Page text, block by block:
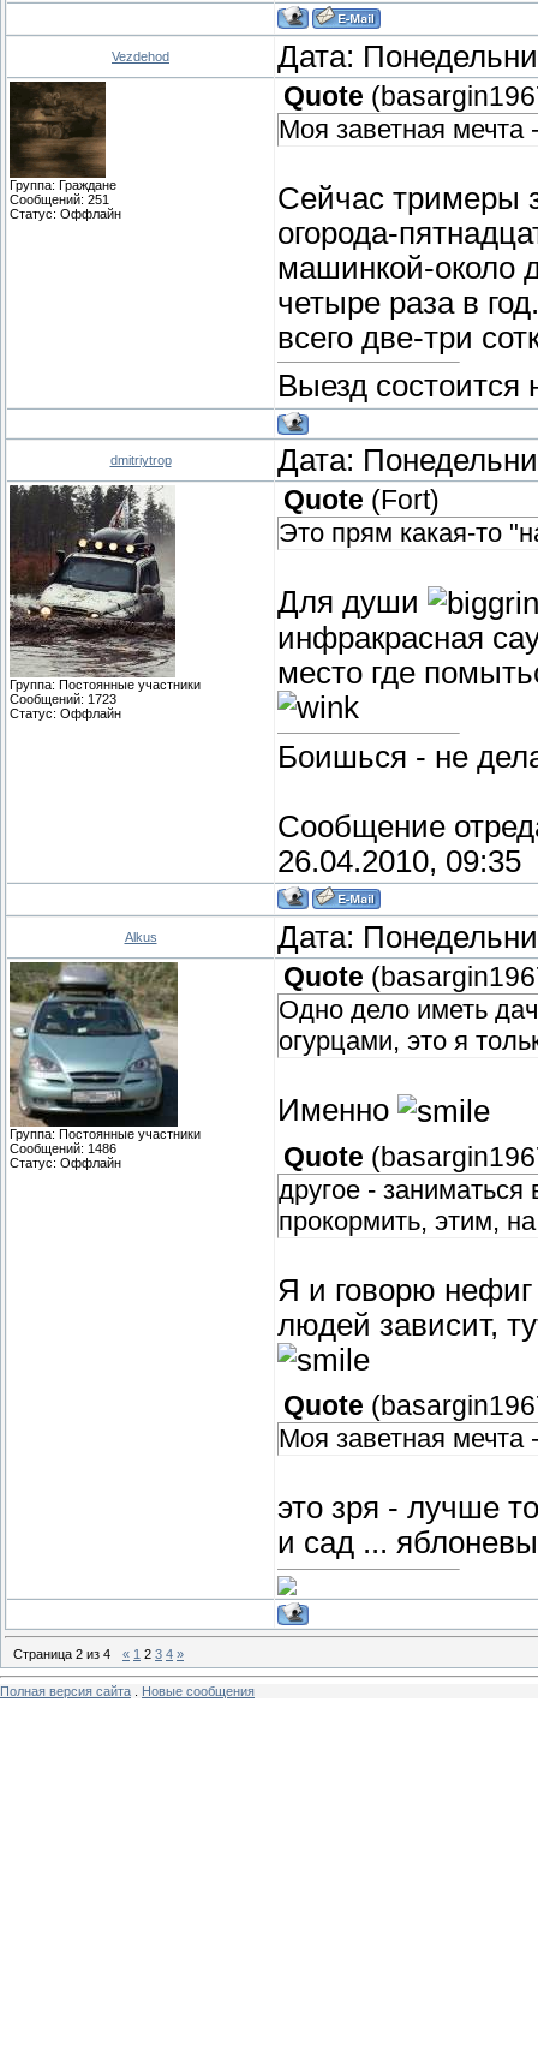
Vezdehod Дата:
Группа: Граждане
Сообщений: 251
Статус: Оффлайн
Quote (
Моя заветная мечта
Сейчас тримеры
огорода-
машинкой-около
четыре раза в
всего две-три
Выезд состоится
dmitriytrop Дата:
Группа: Постоянные участники
Сообщений: 1723
Статус: Оффлайн
Quote (Fort)
Это прям какая-то
Для души
инфракрасная
место где
Боишься - не
Сообщение
26.04.2010, 09:35
Alkus Дата:
Группа: Постоянные участники
Сообщений: 1486
Статус: Оффлайн
Quote (
Одно дело иметь
огурцами, это я
Именно
Quote (
другое -
прокормить, этим,
Я и говорю нефиг
людей зависит,
Quote (
Моя заветная мечта
это зря - лучше
и сад ...
Страница 2 из 4 « 1 2 3 4 »
Полная версия сайта Новые сообщения